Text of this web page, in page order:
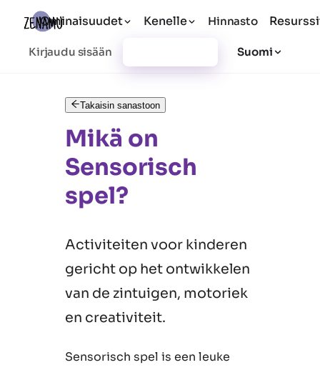
Ominaisuudet Kenelle Hinnasto
Kirjaudu sisään Suomi
Takaisin sanastoon
Mikä on
Sensorisch
spel?
Activiteiten voor kinderen
gericht op het ontwikkelen
van de zintuigen, motoriek
en creativiteit.
Sensorisch spel is een leuke